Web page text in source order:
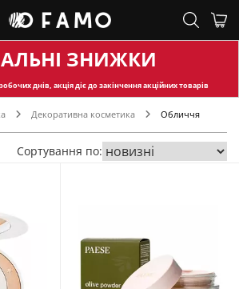
ЗНИЖКИ
днів, акція діє до закінчення акційних товарів
Декоративна косметика Обличчя
Сортування по: